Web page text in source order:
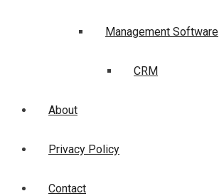
Management Software
CRM
About
Privacy Policy
Contact